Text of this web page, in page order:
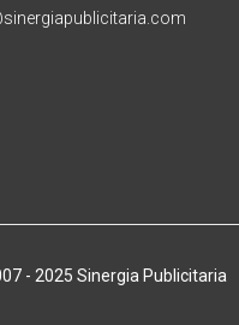
- 2025 Sinergia Publicitaria